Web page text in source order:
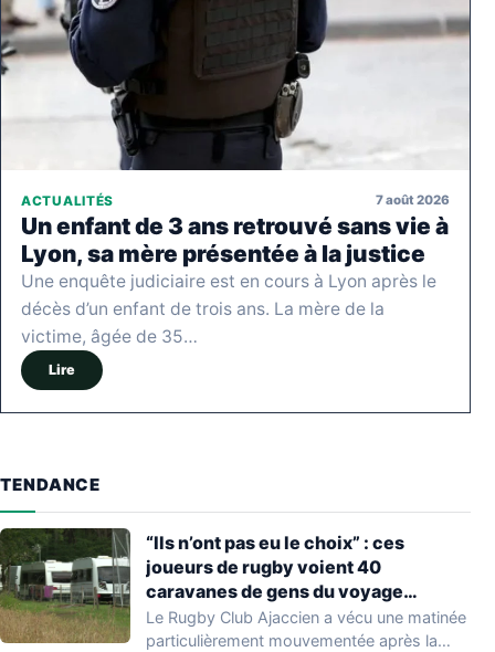
ACTUALITÉS 7 août 2026
Un enfant de 3 ans retrouvé sans vie à
Lyon, sa mère présentée à la justice
Une enquête judiciaire est en cours à Lyon après le
décès d’un enfant de trois ans. La mère de la
victime, âgée de 35…
Lire
TENDANCE
“Ils n’ont pas eu le choix” : ces
joueurs de rugby voient 40
caravanes de gens du voyage
s’installer dans leur stade, ils les
délogent en moins d’1 heure
Le Rugby Club Ajaccien a vécu une matinée
particulièrement mouvementée après la